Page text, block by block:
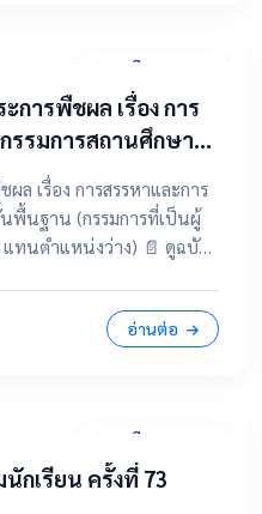
31 มีนาคม 2569
การพืชผล เรื่อง การ
รรมการสถานศึกษา
ผู้แทนองค์กร
ำแหน่งว่าง)
ล เรื่อง การสรรหาและการ
พื้นฐาน (กรรมการที่เป็นผู้
แหน่งว่าง) 📄 ดูฉบับ
อ่านต่อ
28 มีนาคม 2569
กเรียน ครั้งที่ 73